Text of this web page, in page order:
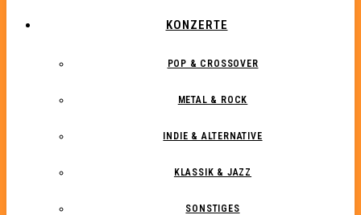
KONZERTE
POP & CROSSOVER
METAL & ROCK
INDIE & ALTERNATIVE
KLASSIK & JAZZ
SONSTIGES